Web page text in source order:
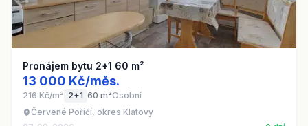
Pronájem bytu 2+1 60 m²
13 000 Kč/měs.
216 Kč/m² 2+1 60 m²Osobní
Červené Poříčí, okres Klatovy